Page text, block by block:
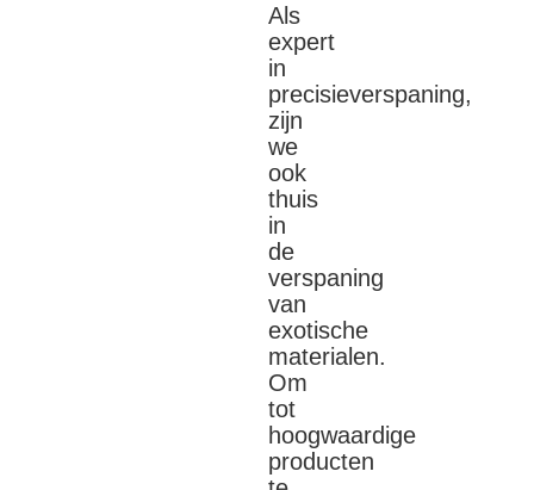
Als
expert
in
precisieverspaning,
zijn
we
ook
thuis
in
de
verspaning
van
exotische
materialen.
Om
tot
hoogwaardige
producten